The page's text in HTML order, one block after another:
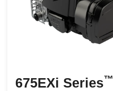
675EXi Series™